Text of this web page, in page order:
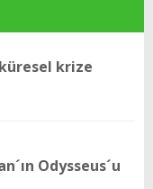
krize
Odysseus´u